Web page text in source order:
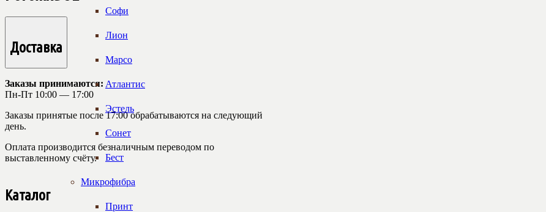
Софи
Лион
Марсо
Атлантис
Эстель
Сонет
Бест
Микрофибра
Принт
Доставка
Заказы принимаются:
Пн-Пт 10:00 — 17:00
Заказы принятые после 17:00 обрабатываются на следующий
день.
Оплата производится безналичным переводом по
выставленному счёту.
Каталог